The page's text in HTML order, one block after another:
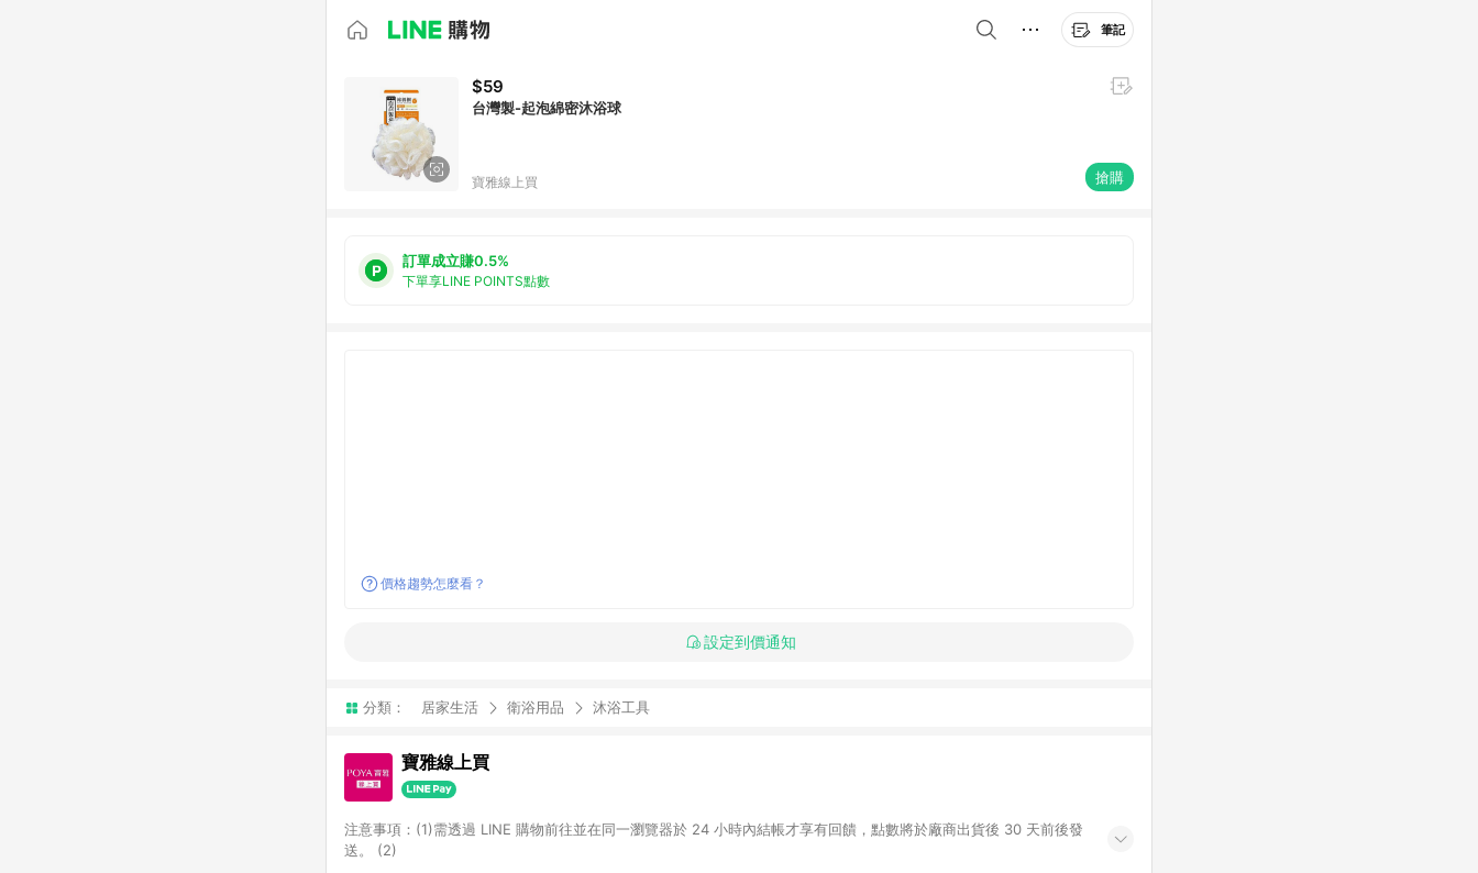
筆記
$59
台灣製-起泡綿密沐浴球
寶雅線上買 搶購
訂單成立賺0.5%
下單享LINE POINTS點數
價格趨勢怎麼看？
設定到價通知
分類： 居家生活 衛浴用品 沐浴工具
寶雅線上買
注意事項：(1)需透過 LINE 購物前往並在同一瀏覽器於 24 小時內結帳才享有回饋，點數將於廠商出貨後 30 天前後發
送。 (2)